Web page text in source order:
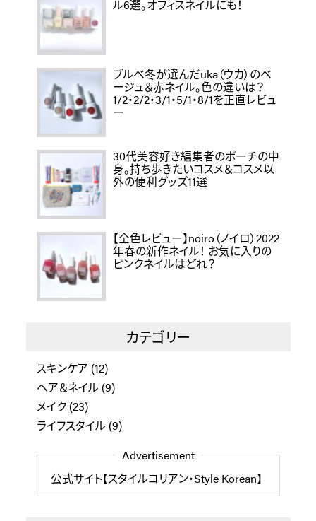
ル6選。オフィスネイルにも！
ブルベ冬が選んだuka（ウカ）のベ
ージュ＆赤ネイル。色の違いは？
1/2・2/2・3/1・5/1・8/1を正直レビュ
ー
30代美容好き編集者のポーチの中
身。持ち歩きたいコスメ＆コスメ以
外の便利グッズ11選
【全色レビュー】noiro（ノイロ）2022
年春の新作ネイル！ お気に入りの
ピンクネイルはどれ？
カテゴリー
スキンケア (12)
ヘア＆ネイル (9)
メイク(23)
ライフスタイル (9)
Advertisement
公式サイト【スタイルコリアン・Style Korean】